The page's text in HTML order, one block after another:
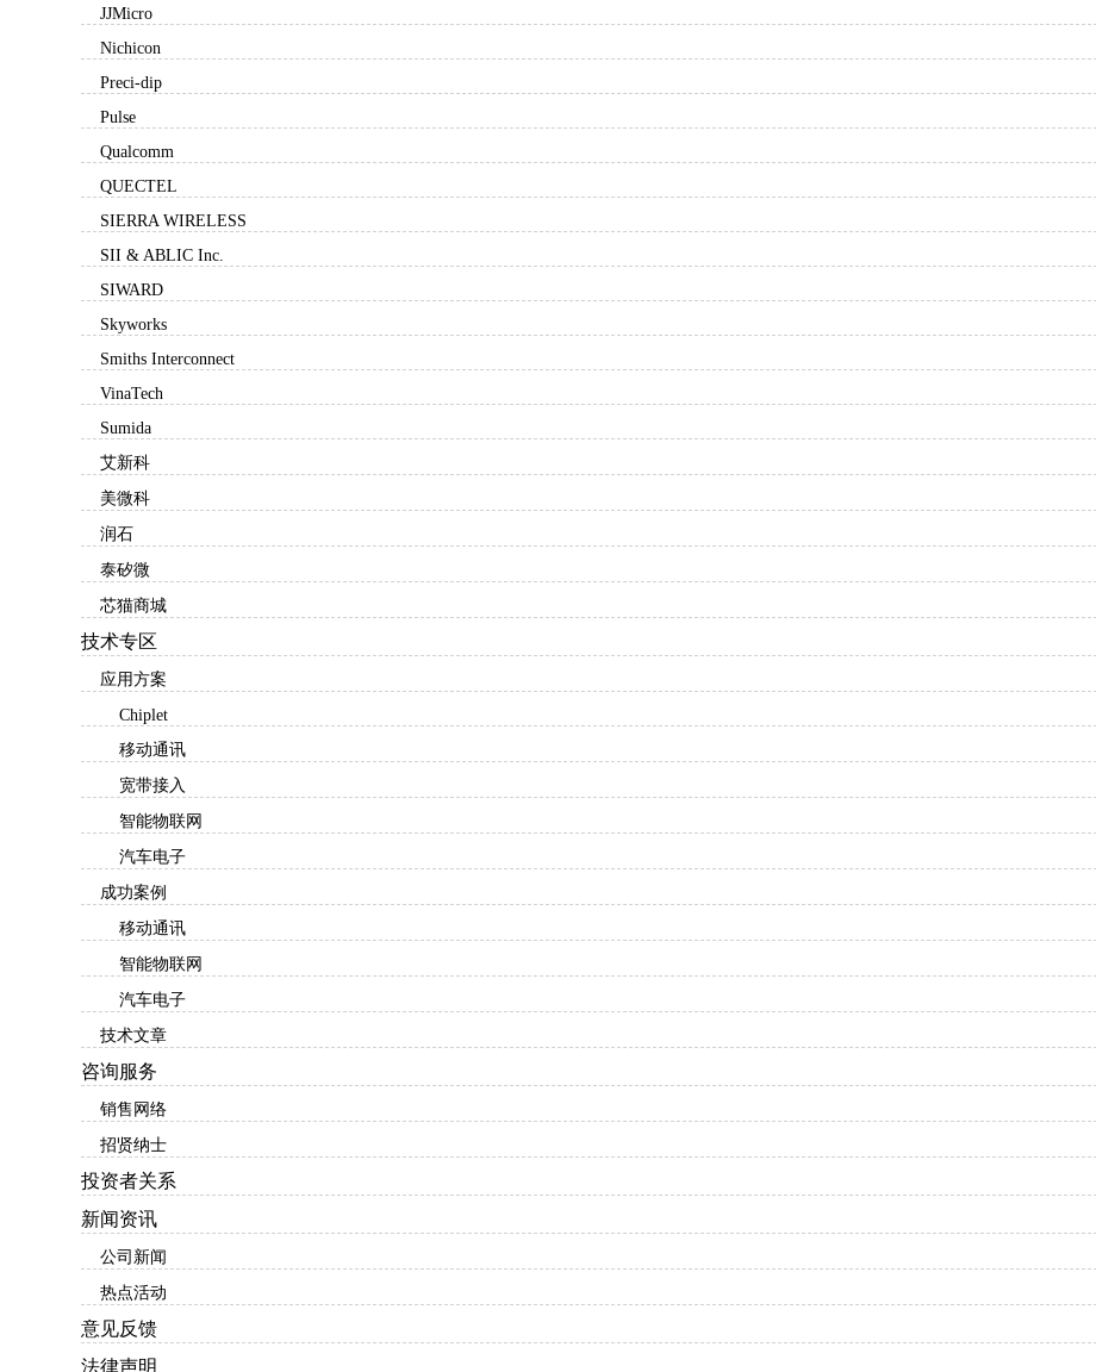
JJMicro
Nichicon
Preci-dip
Pulse
Qualcomm
QUECTEL
SIERRA WIRELESS
SII & ABLIC Inc.
SIWARD
Skyworks
Smiths Interconnect
VinaTech
Sumida
艾新科
美微科
润石
泰矽微
芯猫商城
技术专区
应用方案
Chiplet
移动通讯
宽带接入
智能物联网
汽车电子
成功案例
移动通讯
智能物联网
汽车电子
技术文章
咨询服务
销售网络
招贤纳士
投资者关系
新闻资讯
公司新闻
热点活动
意见反馈
法律声明